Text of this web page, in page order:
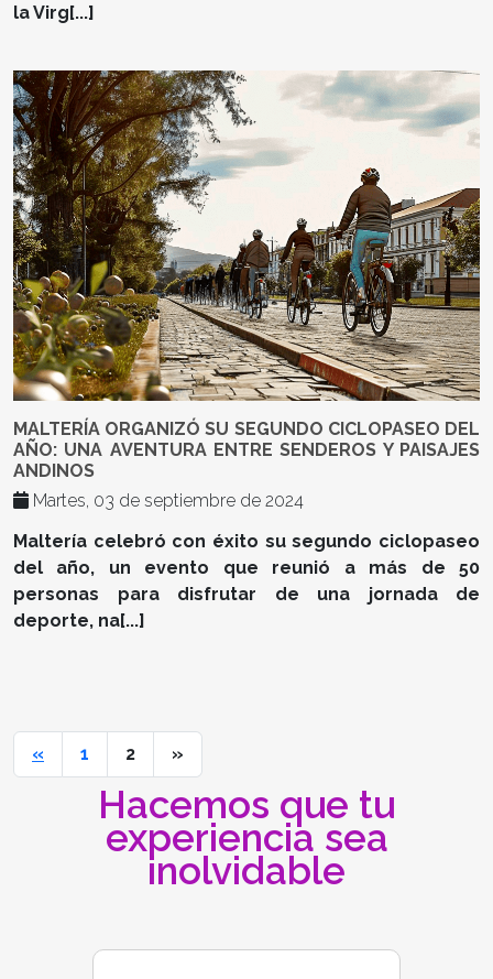
la Virg[...]
MALTERÍA ORGANIZÓ SU SEGUNDO CICLOPASEO DEL
AÑO: UNA AVENTURA ENTRE SENDEROS Y PAISAJES
ANDINOS
Martes, 03 de septiembre de 2024
Maltería celebró con éxito su segundo ciclopaseo
del año, un evento que reunió a más de 50
personas para disfrutar de una jornada de
deporte, na[...]
« 1 2 »
Hacemos que tu
experiencia sea
inolvidable